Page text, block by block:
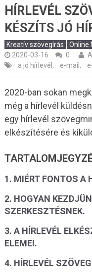
HÍRLEVÉL
KÉSZÍTS JÓ
Kreatív szövegírás Online
2020-03-16
0
a jó hírlevél , e-mail ,
2020-ban sokan
még a hírlevél
egy hírlevél
elkészítésére és
1. MIÉRT FONTOS A
2. HOGYAN
SZERKESZTÉSNEK.
3. A HÍRLEVÉL
ELEMEI.
4. HÍRLEVÉL